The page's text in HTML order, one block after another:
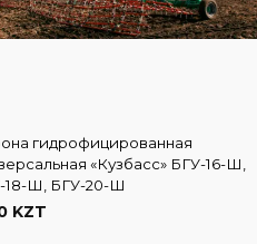
гидрофицированная
«Кузбасс» БГУ-16-Ш,
18-Ш, БГУ-20-Ш
KZT